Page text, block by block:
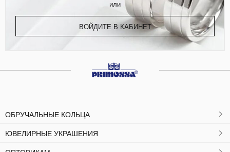
или
ВОЙДИТЕ В КАБИНЕТ
ОБРУЧАЛЬНЫЕ КОЛЬЦА
ЮВЕЛИРНЫЕ УКРАШЕНИЯ